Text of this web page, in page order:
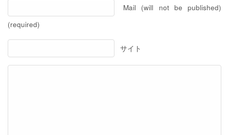
Mail (will not be published)
(required)
サイト